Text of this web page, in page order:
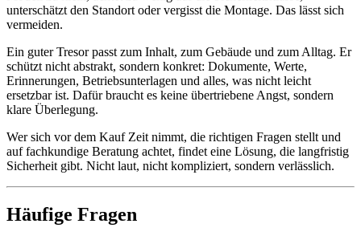
unterschätzt den Standort oder vergisst die Montage. Das lässt sich
vermeiden.
Ein guter Tresor passt zum Inhalt, zum Gebäude und zum Alltag. Er
schützt nicht abstrakt, sondern konkret: Dokumente, Werte,
Erinnerungen, Betriebsunterlagen und alles, was nicht leicht
ersetzbar ist. Dafür braucht es keine übertriebene Angst, sondern
klare Überlegung.
Wer sich vor dem Kauf Zeit nimmt, die richtigen Fragen stellt und
auf fachkundige Beratung achtet, findet eine Lösung, die langfristig
Sicherheit gibt. Nicht laut, nicht kompliziert, sondern verlässlich.
Häufige Fragen